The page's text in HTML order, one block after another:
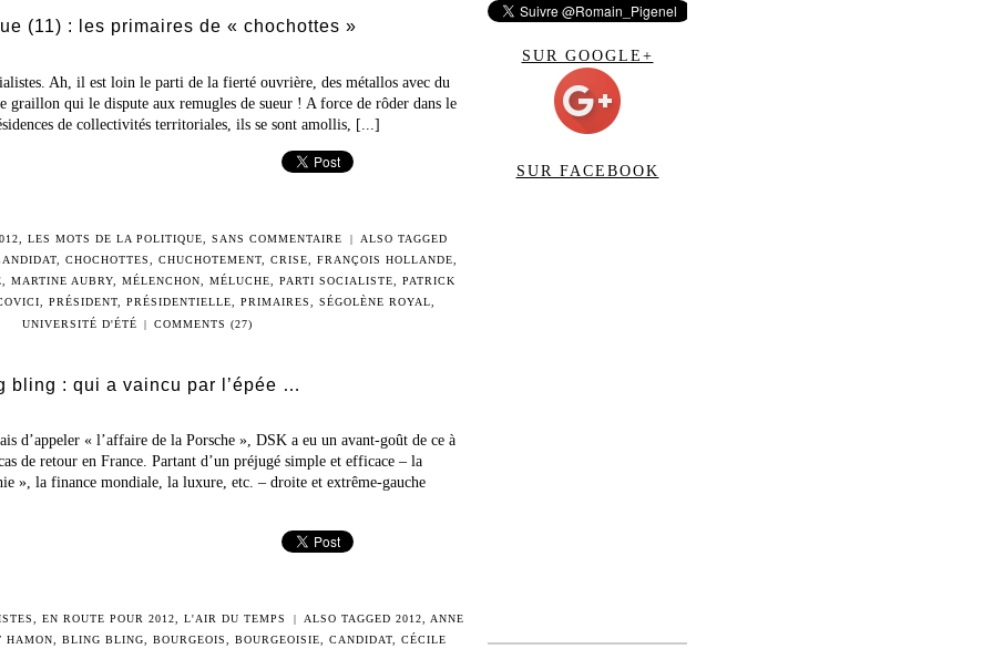
(11) : les primaires de « chochottes »
Ah, il est loin le parti de la fierté ouvrière, des métallos avec du
graillon qui le dispute aux remugles de sueur ! A force de rôder dans le
de collectivités territoriales, ils se sont amollis, [...]
,LES MOTS DE LA POLITIQUE ,SANS COMMENTAIRE |
ALSO TAGGED
, CHOCHOTTES CHUCHOTEMENT, CRISE FRANÇOIS HOLLANDE
MARTINE AUBRY, MÉLENCHON MÉLUCHE PARTI SOCIALISTE
PATRICK
PRÉSIDENT PRÉSIDENTIELLE PRIMAIRES SÉGOLÈNE ROYAL
UNIVERSITÉ D'ÉTÉ
| COMMENTS (27)
bling : qui a vaincu par l’épée …
d’appeler « l’affaire de la Porsche », DSK a eu un avant-goût de ce à
de retour en France. Partant d’un préjugé simple et efficace – la
», la finance mondiale, la luxure, etc. – droite et extrême-gauche
,EN ROUTE POUR 2012 ,L'AIR DU TEMPS | ALSO TAGGED 2012
ANNE
HAMON
BLING BLING BOURGEOIS BOURGEOISIE CANDIDAT, CÉCILE
SUR GOOGLE+
SUR FACEBOOK